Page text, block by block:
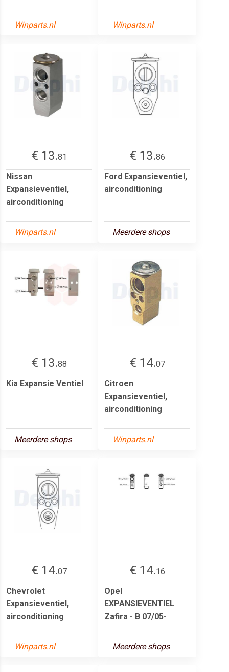
Winparts.nl Winparts.nl
€ 13.81
Nissan
Expansieventiel,
airconditioning
Winparts.nl
€ 13.86
Ford Expansieventiel,
airconditioning
Meerdere shops
€ 13.88
Kia Expansie Ventiel
Meerdere shops
€ 14.07
Citroen
Expansieventiel,
airconditioning
Winparts.nl
€ 14.07
Chevrolet
Expansieventiel,
airconditioning
Winparts.nl
€ 14.16
Opel
EXPANSIEVENTIEL
Zafira - B 07/05-
Meerdere shops